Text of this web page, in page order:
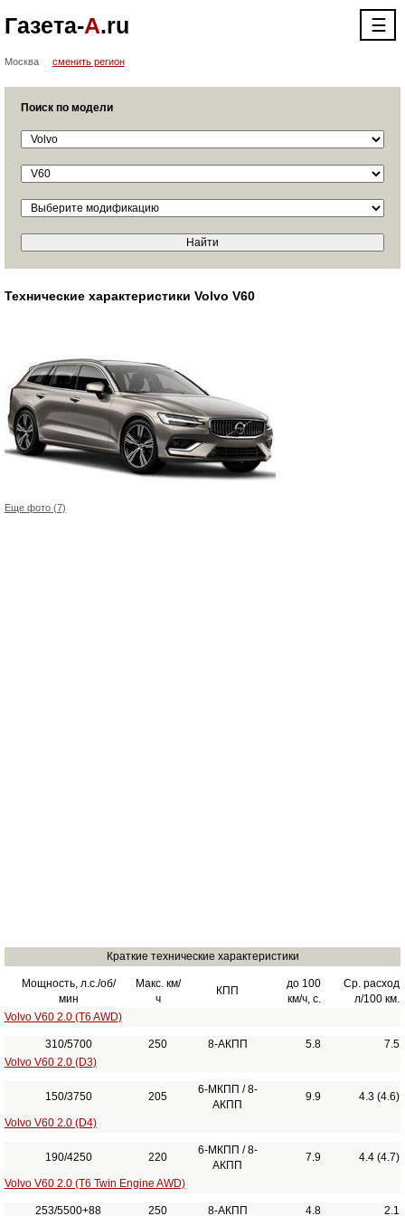
Газета-А.ru ☰
Москва сменить регион
Поиск по модели
Технические характеристики Volvo V60
Еще фото (7)
Краткие технические характеристики
Мощность, л.с./об/
мин
Макс. км/
ч
КПП
до 100
км/ч, с.
Ср. расход
л/100 км.
Volvo V60 2.0 (T6 AWD)
310/5700 250 8-АКПП 5.8
7.5
Volvo V60 2.0 (D3)
150/3750 205
6-МКПП / 8-
АКПП
9.9 4.3 (4.6)
Volvo V60 2.0 (D4)
190/4250 220
6-МКПП / 8-
АКПП
7.9 4.4 (4.7)
Volvo V60 2.0 (T6 Twin Engine AWD)
253/5500+88 250 8-АКПП 4.8 2.1